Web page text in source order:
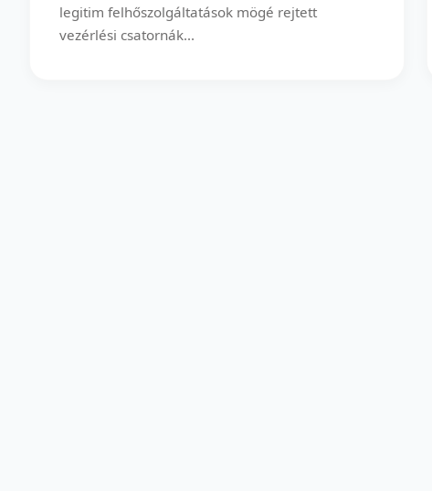
legitim felhőszolgáltatások mögé rejtett
vezérlési csatornák...